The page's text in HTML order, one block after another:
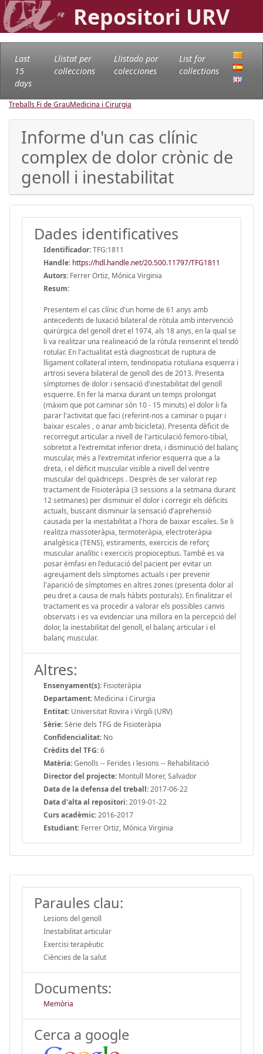
Repositori URV
Last
15
days
Llistat per
col·leccions
Llistado por
colecciones
List for
collections
Treballs Fi de GrauMedicina i Cirurgia
Informe d'un cas clínic
complex de dolor crònic de
genoll i inestabilitat
Dades identificatives
Identificador:TFG:1811
Handle: https://hdl.handle.net/20.500.11797/TFG1811
Autors: Ferrer Ortiz, Mónica Virginia
Resum:
Presentem el cas clínic d'un home de 61 anys amb
antecedents de luxació bilateral de ròtula amb intervenció
quirúrgica del genoll dret el 1974, als 18 anys, en la qual se
li va realitzar una realineació de la ròtula reinserint el tendó
rotular. En l'actualitat està diagnosticat de ruptura de
lligament col·lateral intern, tendinopatia rotuliana esquerra i
artrosi severa bilateral de genoll des de 2013. Presenta
símptomes de dolor i sensació d'inestabilitat del genoll
esquerre. En fer la marxa durant un temps prolongat
(màxim que pot caminar són 10 - 15 minuts) el dolor li fa
parar l'activitat que faci (referint-nos a caminar o pujar i
baixar escales , o anar amb bicicleta). Presenta dèficit de
recorregut articular a nivell de l'articulació femoro-tibial,
sobretot a l'extremitat inferior dreta, i disminució del balanç
muscular, més a l'extremitat inferior esquerra que a la
dreta, i el dèficit muscular visible a nivell del ventre
muscular del quàdriceps . Després de ser valorat rep
tractament de Fisioteràpia (3 sessions a la setmana durant
12 setmanes) per disminuir el dolor i corregir els dèficits
actuals, buscant disminuir la sensació d'aprehensió
causada per la inestabilitat a l'hora de baixar escales. Se li
realitza massoteràpia, termoteràpia, electroteràpia
analgèsica (TENS), estiraments, exercicis de reforç
muscular analític i exercicis propioceptius. També es va
posar èmfasi en l'educació del pacient per evitar un
agreujament dels símptomes actuals i per prevenir
l'aparició de símptomes en altres zones (presenta dolor al
peu dret a causa de mals hàbits posturals). En finalitzar el
tractament es va procedir a valorar els possibles canvis
observats i es va evidenciar una millora en la percepció del
dolor, la inestabilitat del genoll, el balanç articular i el
balanç muscular.
Altres:
Ensenyament(s): Fisioteràpia
Departament: Medicina i Cirurgia
Entitat: Universitat Rovira i Virgili (URV)
Sèrie:Sèrie dels TFG de Fisioteràpia
Confidencialitat: No
Crèdits del TFG:6
Matèria:Genolls -- Ferides i lesions -- Rehabilitació
Director del projecte: Montull Morer, Salvador
Data de la defensa del treball:2017-06-22
Data d'alta al repositori:2019-01-22
Curs acadèmic:2016-2017
Estudiant: Ferrer Ortiz, Mónica Virginia
Paraules clau:
Lesions del genoll
Inestabilitat articular
Exercisi terapèutic
Ciències de la salut
Documents:
Memòria
Cerca a google